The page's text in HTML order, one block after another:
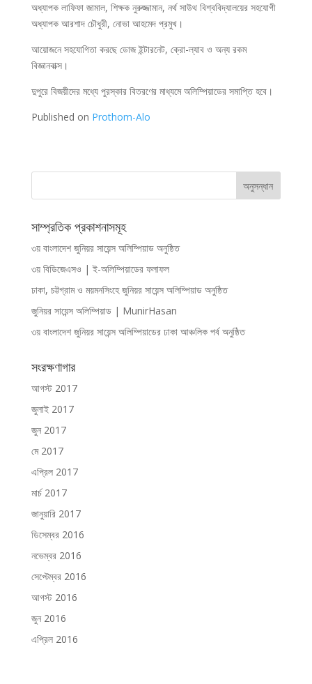
অধ্যাপক লাফিফা জামাল, শিক্ষক নুরুজ্জামান, নর্থ সাউথ বিশ্ববিদ্যালয়ের সহযোগী
অধ্যাপক আরশাদ চৌধুরী, নোভা আহমেদ প্রমুখ।
আয়োজনে সহযোগিতা করছে ডোজ ইন্টারনেট, ক্রো-ল্যাব ও অন্য রকম
বিজ্ঞানবাক্স।
দুপুরে বিজয়ীদের মধ্যে পুরস্কার বিতরণের মাধ্যমে অলিম্পিয়াডের সমাপ্তি হবে।
Published on Prothom-Alo
সাম্প্রতিক প্রকাশনাসমূহ
৩য় বাংলাদেশ জুনিয়র সায়েন্স অলিম্পিয়াড অনুষ্ঠিত
৩য় বিডিজেএসও | ই-অলিম্পিয়াডের ফলাফল
ঢাকা, চট্টগ্রাম ও ময়মনসিংহে জুনিয়র সায়েন্স অলিম্পিয়াড অনুষ্ঠিত
জুনিয়র সায়েন্স অলিম্পিয়াড | MunirHasan
৩য় বাংলাদেশ জুনিয়র সায়েন্স অলিম্পিয়াডের ঢাকা আঞ্চলিক পর্ব অনুষ্ঠিত
সংরক্ষণাগার
আগস্ট 2017
জুলাই 2017
জুন 2017
মে 2017
এপ্রিল 2017
মার্চ 2017
জানুয়ারি 2017
ডিসেম্বর 2016
নভেম্বর 2016
সেপ্টেম্বর 2016
আগস্ট 2016
জুন 2016
এপ্রিল 2016